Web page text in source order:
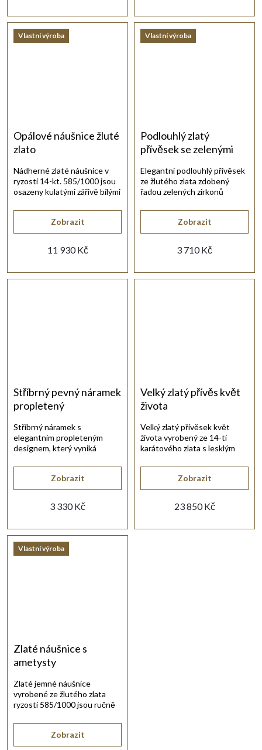
Vlastní výroba
Opálové náušnice žluté
zlato
11 930 Kč
Zobrazit
Nádherné zlaté náušnice v
ryzosti 14-kt. 585/1000 jsou
osazeny kulatými zářivě bílými
Vlastní výroba
Podlouhlý zlatý
přívěsek se zelenými
3 710 Kč
Zobrazit
Elegantní podlouhlý přívěsek
ze žlutého zlata zdobený
řadou zelených zirkonů
výraznou barvou kamenů.
Stříbrný pevný náramek
propletený
3 330 Kč
Zobrazit
Stříbrný náramek s
elegantním propleteným
designem, který vyniká
Velký zlatý přívěs květ
života
23 850 Kč
Zobrazit
Velký zlatý přívěsek květ
života vyrobený ze 14-ti
karátového zlata s lesklým
Vlastní výroba
Zlaté náušnice s
ametysty
Zobrazit
Zlaté jemné náušnice
vyrobené ze žlutého zlata
ryzosti 585/1000 jsou ručně